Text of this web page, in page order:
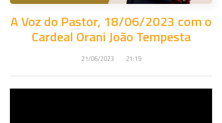
A Voz do Pastor, 18/06/2023 com o
Cardeal Orani João Tempesta
21/06/2023 21:19